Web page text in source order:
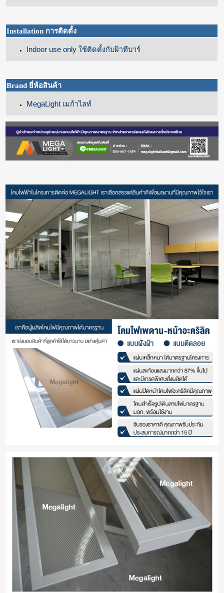
Installation การติดตั้ง
Indoor use only ใช้ติดตั้งกับฝ้าทีบาร์
Brand ยี่ห้อสินค้า
MegaLight เมก้าไลท์